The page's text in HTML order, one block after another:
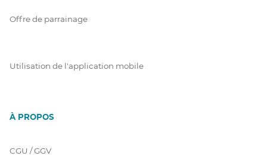
Offre de parrainage
Utilisation de l'application mobile
À PROPOS
CGU / GGV